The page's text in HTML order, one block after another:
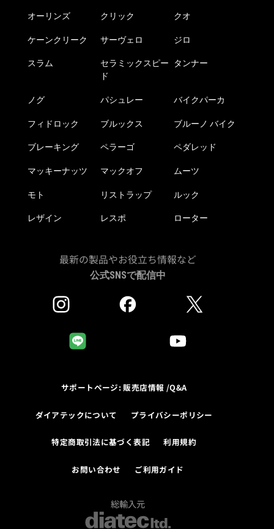
オーリンズ クリック クオ
ケーンクリーク サーヴェロ ジロ
スラム
セラミックスピー
ド
タンナー
ノグ パシュレー バイクパーカ
フィドロック ブルックス ブルーノ バイク
ブレーキング ペラーゴ ペダレッド
マッキーナッツ マックオフ ムーツ
モト リストラップ ルック
レザイン レスポ ローター
最新の製品やお役立ち情報など
公式SNSで配信中
サポートページ: 販売店情報 /Q&A
ダイアテックについて プライバシーポリシー
特定商取引法に基づく表記 利用規約
お問い合わせ ご利用ガイド
総輸入元